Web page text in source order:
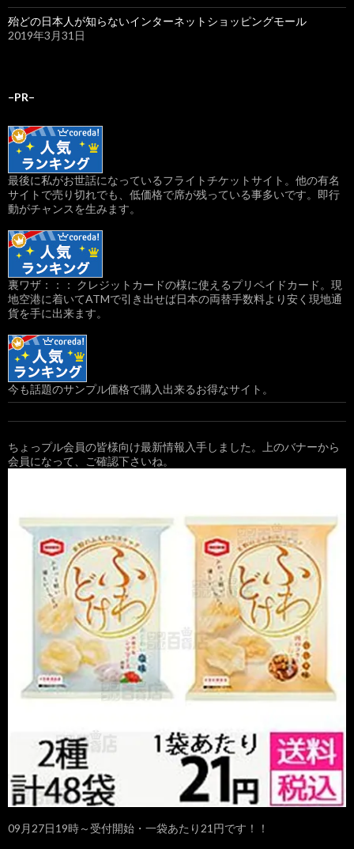
殆どの日本人が知らないインターネットショッピングモール
2019年3月31日
–PR–
最後に私がお世話になっているフライトチケットサイト。他の有名
サイトで売り切れでも、低価格で席が残っている事多いです。即行
動がチャンスを生みます。
裏ワザ：：： クレジットカードの様に使えるプリペイドカード。現
地空港に着いてATMで引き出せば日本の両替手数料より安く現地通
貨を手に出来ます。
今も話題のサンプル価格で購入出来るお得なサイト。
ちょっプル会員の皆様向け最新情報入手しました。上のバナーから
会員になって、ご確認下さいね。
09月27日19時～受付開始・一袋あたり21円です！！